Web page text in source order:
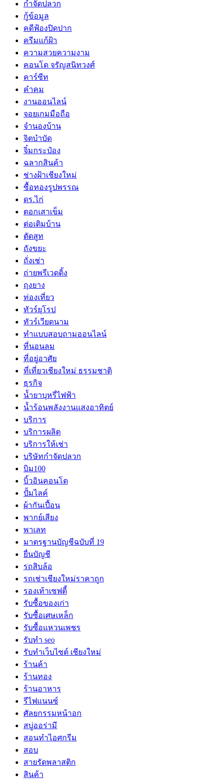
กำจัดปลวก
กู้ข้อมูล
คดีฟ้องปิดปาก
ครีมแก้ฝ้า
ความสวยความงาม
คอนโด จรัญสนิทวงศ์
คาร์ซีท
คำคม
งานออนไลน์
จอยเกมมือถือ
จำนองบ้าน
จิตบำบัด
จิ๋มกระป๋อง
ฉลากสินค้า
ช่างฝ้าเชียงใหม่
ซื้อทองรูปพรรณ
ดร.ไก่
ตอกเสาเข็ม
ต่อเติมบ้าน
ตัดสูท
ถังขยะ
ถั่งเช่า
ถ่ายพรีเวดดิ้ง
ถุงยาง
ท่องเที่ยว
ทัวร์ยุโรป
ทัวร์เวียดนาม
ทำแบบสอบถามออนไลน์
ที่นอนลม
ที่อยู่อาศัย
ที่เที่ยวเชียงใหม่ ธรรมชาติ
ธุรกิจ
น้ำยาบุหรี่ไฟฟ้า
น้ำร้อนพลังงานแสงอาทิตย์
บริการ
บริการผลิต
บริการให้เช่า
บริษัทกำจัดปลวก
บิม100
บิ้วอินคอนโด
ปั้มไลค์
ผ้ากันเปี้อน
พากย์เสียง
พาเลท
มาตรฐานบัญชีฉบับที่ 19
ยื่นบัญชี
รถสิบล้อ
รถเช่าเชียงใหม่ราคาถูก
รองเท้าเซฟตี้
รับซื้อของเก่า
รับซื้อเศษเหล็ก
รับซื้อแหวนเพชร
รับทำ seo
รับทำเว็บไซต์ เชียงใหม่
ร้านค้า
ร้านทอง
ร้านอาหาร
รีไฟแนนซ์
ศัลยกรรมหน้าอก
สบู่ออร่ามี
สอนทำไอศกรีม
สอบ
สายรัดพลาสติก
สินค้า